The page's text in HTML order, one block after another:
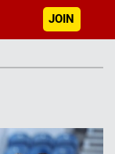
JOIN